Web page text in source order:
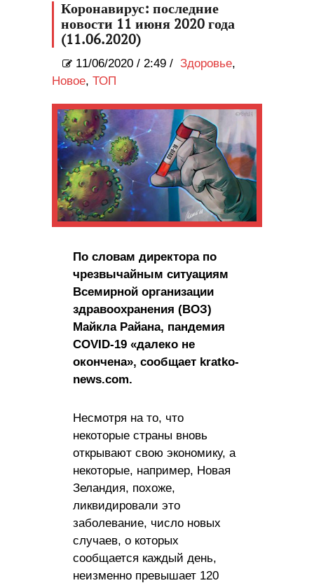
Коронавирус: последние
новости 11 июня 2020 года
(11.06.2020)
11/06/2020 / 2:49 / Здоровье,
Новое, ТОП
По словам директора по
чрезвычайным ситуациям
Всемирной организации
здравоохранения (ВОЗ)
Майкла Райана, пандемия
COVID-19 «далеко не
окончена», сообщает kratko-
news.com.
Несмотря на то, что
некоторые страны вновь
открывают свою экономику, а
некоторые, например, Новая
Зеландия, похоже,
ликвидировали это
заболевание, число новых
случаев, о которых
сообщается каждый день,
неизменно превышает 120